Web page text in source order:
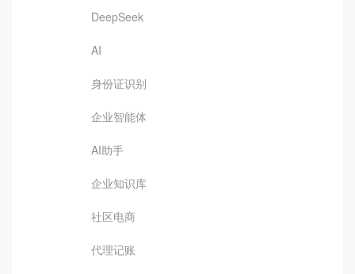
DeepSeek
AI
身份证识别
企业智能体
AI助手
企业知识库
社区电商
代理记账